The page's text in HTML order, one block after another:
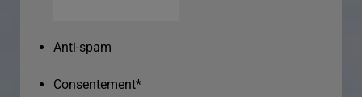
Anti-spam
Consentement*